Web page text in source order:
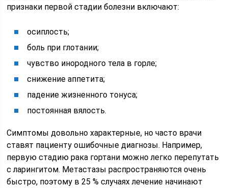
признаки первой стадии болезни включают:
осиплость;
боль при глотании;
чувство инородного тела в горле;
снижение аппетита;
падение жизненного тонуса;
постоянная вялость.
Симптомы довольно характерные, но часто врачи
ставят пациенту ошибочные диагнозы. Например,
первую стадию рака гортани можно легко перепутать
с ларингитом. Метастазы распространяются очень
быстро, поэтому в 25 % случаях лечение начинают